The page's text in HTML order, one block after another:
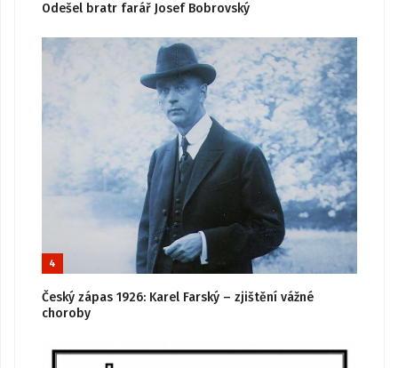
Odešel bratr farář Josef Bobrovský
4
Český zápas 1926: Karel Farský – zjištění vážné
choroby